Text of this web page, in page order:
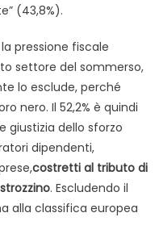
(43,8%).
pressione fiscale
settore del sommerso,
lo esclude, perché
nero. Il 52,2% è quindi
giustizia dello sforzo
dipendenti,
costretti al tributo di
. Escludendo il
alla classifica europea